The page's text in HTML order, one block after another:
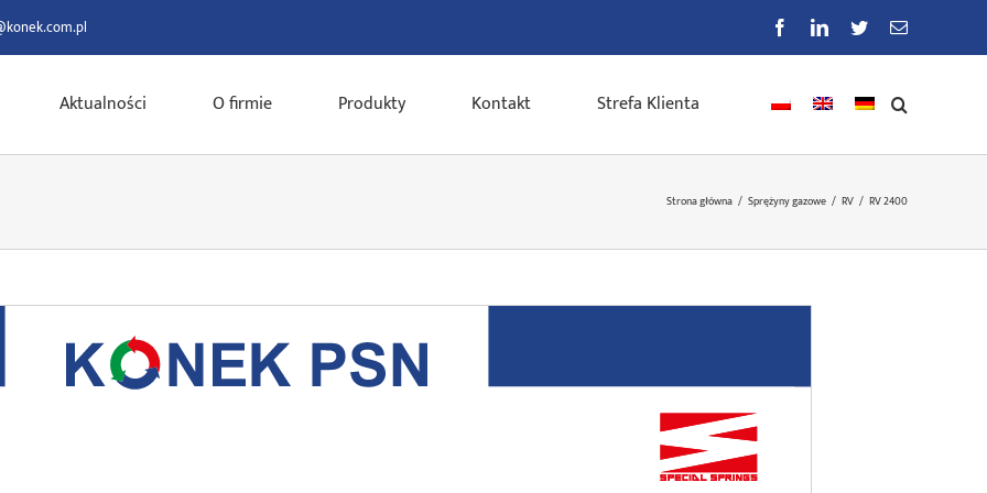
FacebookLinkedIn
TwitterE-
Aktualności O firmie Produkty Kontakt Strefa Klienta
Strona główna / Sprężyny gazowe / RV / RV 2400